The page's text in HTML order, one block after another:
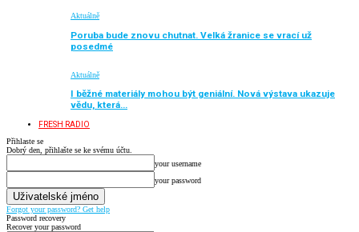
Aktuálně
Poruba bude znovu chutnat. Velká žranice se vrací už
posedmé
Aktuálně
I běžné materiály mohou být geniální. Nová výstava ukazuje
vědu, která…
FRESH RADIO
Přihlaste se
Dobrý den, přihlašte se ke svému účtu.
your username
your password
Forgot your password? Get help
Password recovery
Recover your password